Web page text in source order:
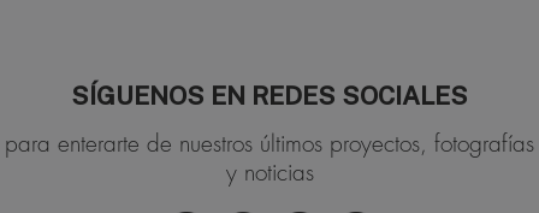
SÍGUENOS EN REDES SOCIALES
para enterarte de nuestros últimos proyectos, fotografías
y noticias